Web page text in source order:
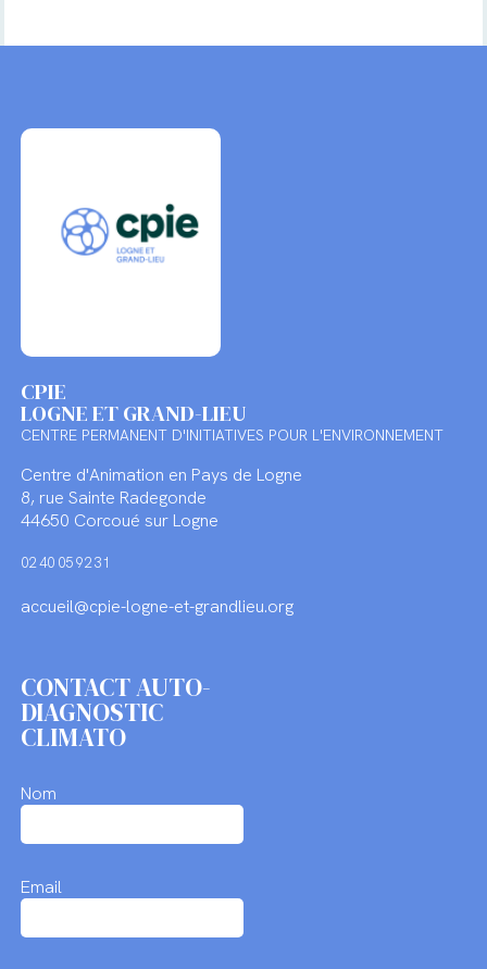
CPIE
LOGNE ET GRAND-LIEU
CENTRE PERMANENT D'INITIATIVES POUR L'ENVIRONNEMENT
Centre d'Animation en Pays de Logne
8, rue Sainte Radegonde
44650 Corcoué sur Logne
02 40 05 92 31
accueil@cpie-logne-et-grandlieu.org
CONTACT AUTO-
DIAGNOSTIC
CLIMATO
Nom
Email